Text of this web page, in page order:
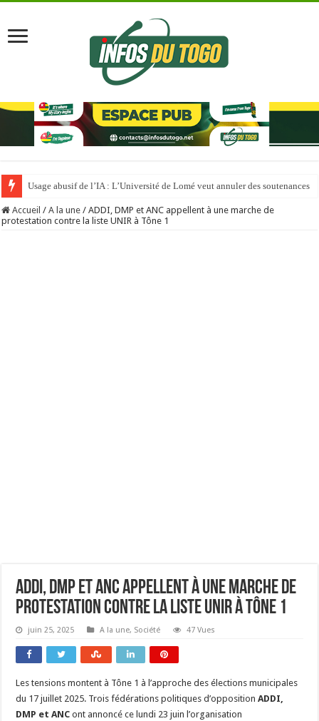
Usage abusif de l’IA : L’Université de Lomé veut annuler des soutenances
Accueil / A la une / ADDI, DMP et ANC appellent à une marche de
protestation contre la liste UNIR à Tône 1
ADDI, DMP et ANC appellent à une marche de
protestation contre la liste UNIR à Tône 1
juin 25, 2025 A la une, Société 47 Vues
Les tensions montent à Tône 1 à l’approche des élections municipales
du 17 juillet 2025. Trois fédérations politiques d’oppositionADDI,
DMP et ANC ont annoncé ce lundi 23 juin l’organisation